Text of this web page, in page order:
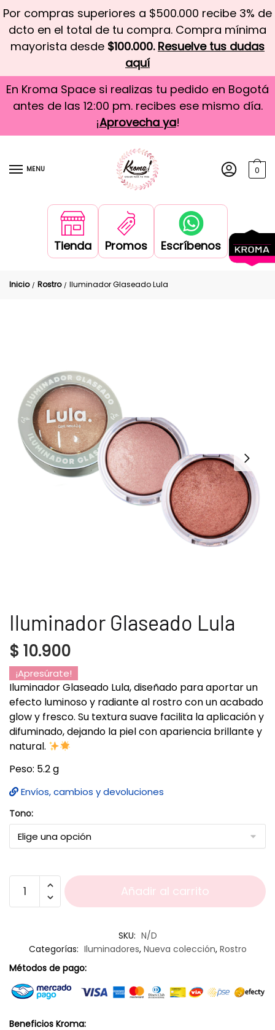
Por compras superiores a $500.000 recibe 3% de
dcto en el total de tu compra. Compra mínima
mayorista desde $100.000. Resuelve tus dudas
aquí
En Kroma Space si realizas tu pedido en Bogotá
antes de las 12:00 pm. recibes ese mismo día.
¡Aprovecha ya!
MENU 0
Tienda Promos Escríbenos
Inicio / Rostro / Iluminador Glaseado Lula
Iluminador Glaseado Lula
$ 10.900
¡Apresúrate!
Iluminador Glaseado Lula, diseñado para aportar un
efecto luminoso y radiante al rostro con un acabado
glow y fresco. Su textura suave facilita la aplicación y
difuminado, dejando la piel con apariencia brillante y
natural.
Peso: 5.2 g
Envíos, cambios y devoluciones
Tono:
Añadir al carrito
SKU: N/D
Categorías: Iluminadores, Nueva colección, Rostro
Métodos de pago:
Beneficios Kroma: